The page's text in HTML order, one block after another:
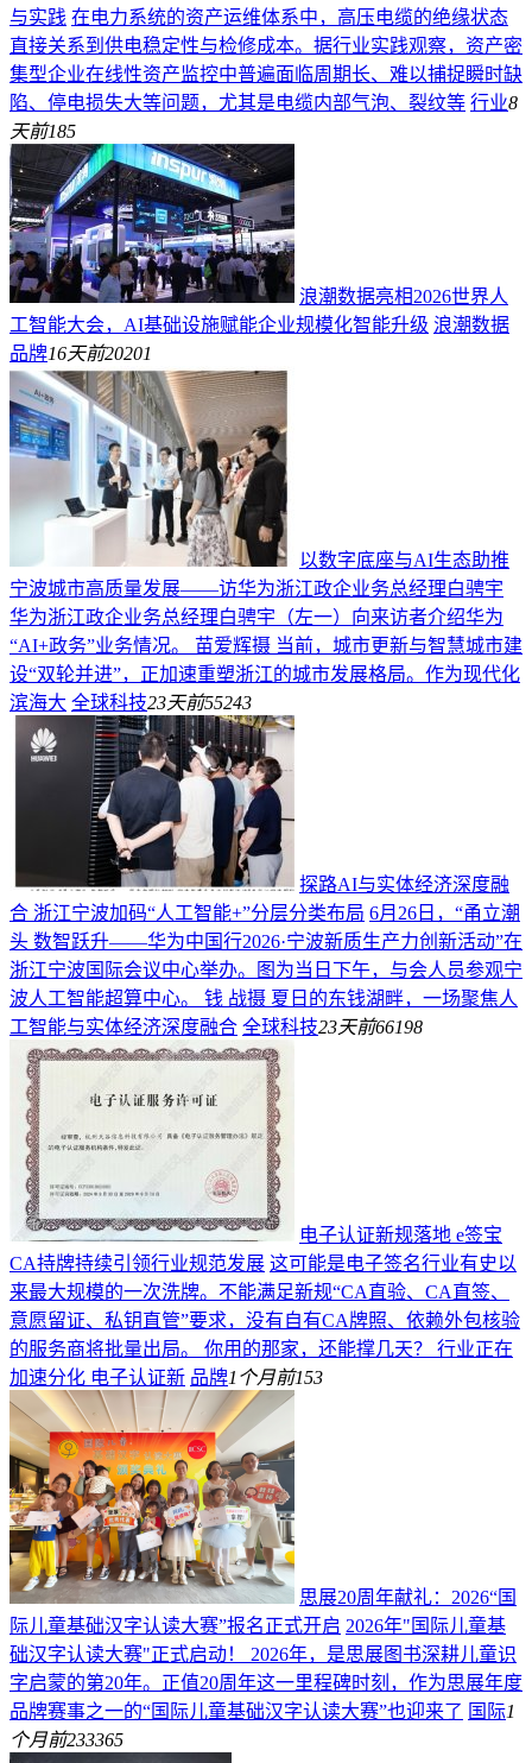
与实践 在电力系统的资产运维体系中，高压电缆的绝缘状态
直接关系到供电稳定性与检修成本。据行业实践观察，资产密
集型企业在线性资产监控中普遍面临周期长、难以捕捉瞬时缺
陷、停电损失大等问题，尤其是电缆内部气泡、裂纹等 行业8
天前185
浪潮数据亮相2026世界人
工智能大会，AI基础设施赋能企业规模化智能升级 浪潮数据
品牌16天前20201
以数字底座与AI生态助推
宁波城市高质量发展——访华为浙江政企业务总经理白骋宇
华为浙江政企业务总经理白骋宇（左一）向来访者介绍华为
“AI+政务”业务情况。 苗爱辉摄 当前，城市更新与智慧城市建
设“双轮并进”，正加速重塑浙江的城市发展格局。作为现代化
滨海大 全球科技23天前55243
探路AI与实体经济深度融
合 浙江宁波加码“人工智能+”分层分类布局 6月26日，“甬立潮
头 数智跃升——华为中国行2026·宁波新质生产力创新活动”在
浙江宁波国际会议中心举办。图为当日下午，与会人员参观宁
波人工智能超算中心。 钱 战摄 夏日的东钱湖畔，一场聚焦人
工智能与实体经济深度融合 全球科技23天前66198
电子认证新规落地 e签宝
CA持牌持续引领行业规范发展 这可能是电子签名行业有史以
来最大规模的一次洗牌。不能满足新规“CA直验、CA直签、
意愿留证、私钥直管”要求，没有自有CA牌照、依赖外包核验
的服务商将批量出局。 你用的那家，还能撑几天？ 行业正在
加速分化 电子认证新 品牌1个月前153
思展20周年献礼：2026“国
际儿童基础汉字认读大赛”报名正式开启 2026年"国际儿童基
础汉字认读大赛"正式启动！ 2026年，是思展图书深耕儿童识
字启蒙的第20年。正值20周年这一里程碑时刻，作为思展年度
品牌赛事之一的“国际儿童基础汉字认读大赛”也迎来了 国际1
个月前233365